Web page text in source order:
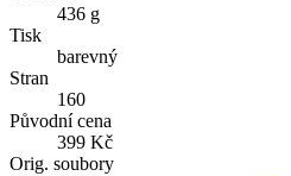
436 g
Tisk
barevný
Stran
160
Původní cena
399 Kč
Orig. soubory